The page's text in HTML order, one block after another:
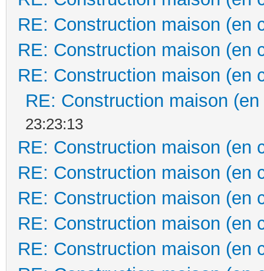
RE: Construction maison (en
RE: Construction maison (en
RE: Construction maison (en
RE: Construction maison
23:23:13
RE: Construction maison (en
RE: Construction maison (en
RE: Construction maison (en
RE: Construction maison (en
RE: Construction maison (en